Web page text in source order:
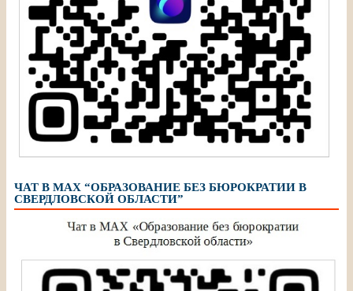
ЧАТ В МАХ “ОБРАЗОВАНИЕ БЕЗ БЮРОКРАТИИ В
СВЕРДЛОВСКОЙ ОБЛАСТИ”